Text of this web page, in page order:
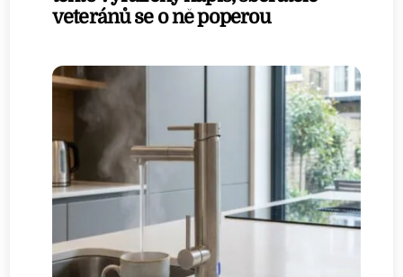
veteránů se o ně poperou